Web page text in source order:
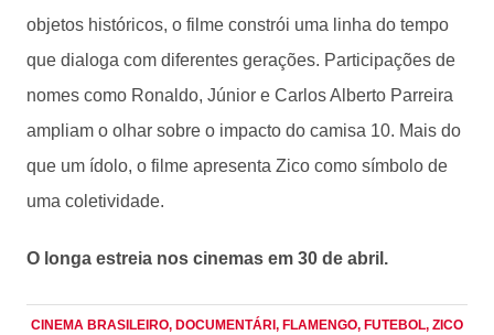
objetos históricos, o filme constrói uma linha do tempo
que dialoga com diferentes gerações. Participações de
nomes como Ronaldo, Júnior e Carlos Alberto Parreira
ampliam o olhar sobre o impacto do camisa 10. Mais do
que um ídolo, o filme apresenta Zico como símbolo de
uma coletividade.
O longa estreia nos cinemas em 30 de abril.
CINEMA BRASILEIRO, DOCUMENTÁRI, FLAMENGO, FUTEBOL, ZICO